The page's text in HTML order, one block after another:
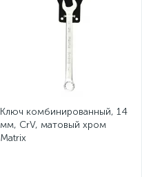
Ключ комбинированный, 14
мм, CrV, матовый хром
Matrix